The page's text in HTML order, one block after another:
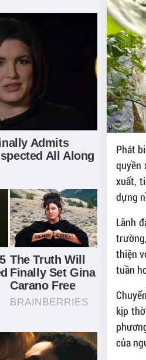
Phát
quyền
xuất,
dựng
Lãnh
thiện
tuần
kịp
của